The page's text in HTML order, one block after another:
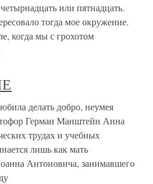
или пятнадцать.
тогда мое окружение.
когда мы с грохотом
делать добро, неумея
Герман Манштейн Анна
трудах и учебных
лишь как мать
Антоновича, занимавшего